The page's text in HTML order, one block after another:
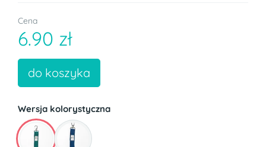
Cena
6.90 zł
do koszyka
Wersja kolorystyczna